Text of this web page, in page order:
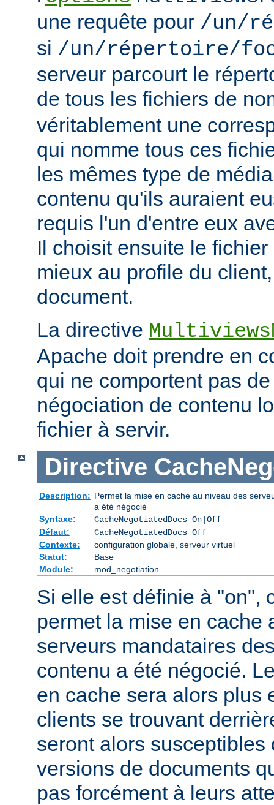
une requête pour /un/
si /un/répertoire/
serveur parcourt le
de tous les fichiers de
véritablement une
qui nomme tous ces
les mêmes type de
contenu qu'ils auraient
requis l'un d'entre eux
Il choisit ensuite le
mieux au profile du
document.
La directive
Apache doit prendre en
qui ne comportent pas
négociation de contenu
fichier à servir.
Directive
Description: Permet la mise en cache au niveau des
a été négocié
Syntaxe:
CacheNegotiatedDocs On|Off
Défaut:
CacheNegotiatedDocs Off
Contexte:
configuration globale, serveur virtuel
Statut:
Base
Module:
mod_negotiation
Si elle est définie à "on",
permet la mise en cache
serveurs mandataires
contenu a été négocié.
en cache sera alors plus
clients se trouvant
seront alors
versions de documents
pas forcément à leurs